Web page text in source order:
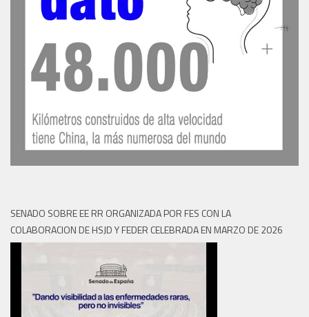
SENADO SOBRE EE RR ORGANIZADA POR FES CON LA
COLABORACION DE HSJD Y FEDER CELEBRADA EN MARZO DE 2026